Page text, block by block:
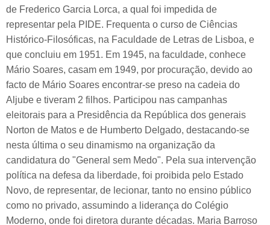
de Frederico Garcia Lorca, a qual foi impedida de
representar pela PIDE. Frequenta o curso de Ciências
Histórico-Filosóficas, na Faculdade de Letras de Lisboa, e
que concluiu em 1951. Em 1945, na faculdade, conhece
Mário Soares, casam em 1949, por procuração, devido ao
facto de Mário Soares encontrar-se preso na cadeia do
Aljube e tiveram 2 filhos. Participou nas campanhas
eleitorais para a Presidência da República dos generais
Norton de Matos e de Humberto Delgado, destacando-se
nesta última o seu dinamismo na organização da
candidatura do "General sem Medo". Pela sua intervenção
política na defesa da liberdade, foi proibida pelo Estado
Novo, de representar, de lecionar, tanto no ensino público
como no privado, assumindo a liderança do Colégio
Moderno, onde foi diretora durante décadas. Maria Barroso